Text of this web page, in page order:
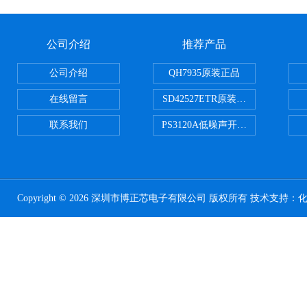
公司介绍
公司介绍
在线留言
联系我们
推荐产品
QH7935原装正品
SD42527ETR原装正品
PS3120A低噪声开关电容器原装正
Copyright © 2026 深圳市博正芯电子有限公司 版权所有 技术支持：